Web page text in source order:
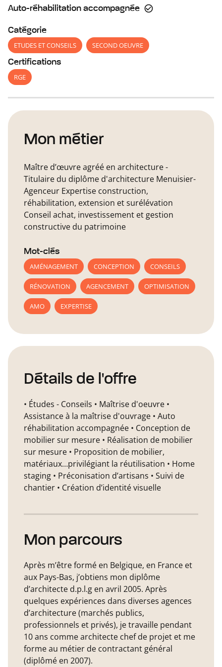
Auto-réhabilitation accompagnée
Catégorie
ETUDES ET CONSEILS
SECOND OEUVRE
Certifications
RGE
Mon métier
Maître d’œuvre agréé en architecture -
Titulaire du diplôme d'architecture Menuisier-
Agenceur Expertise construction,
réhabilitation, extension et surélévation
Conseil achat, investissement et gestion
constructive du patrimoine
Mot-clés
AMÉNAGEMENT
CONCEPTION CONSEILS
RÉNOVATION AGENCEMENT OPTIMISATION
AMO EXPERTISE
Détails de l'offre
• Études - Conseils • Maîtrise d'oeuvre •
Assistance à la maîtrise d'ouvrage • Auto
réhabilitation accompagnée • Conception de
mobilier sur mesure • Réalisation de mobilier
sur mesure • Proposition de mobilier,
matériaux…privilégiant la réutilisation • Home
staging • Préconisation d’artisans • Suivi de
chantier • Création d’identité visuelle
Mon parcours
Après m’être formé en Belgique, en France et
aux Pays-Bas, j’obtiens mon diplôme
d’architecte d.p.l.g en avril 2005. Après
quelques expériences dans diverses agences
d’architecture (marchés publics,
professionnels et privés), je travaille pendant
10 ans comme architecte chef de projet et me
forme au métier de contractant général
(diplômé en 2007).